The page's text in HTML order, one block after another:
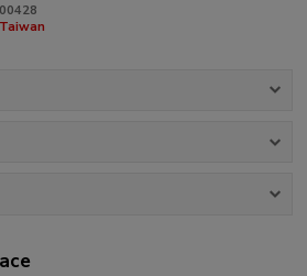
00428
Taiwan